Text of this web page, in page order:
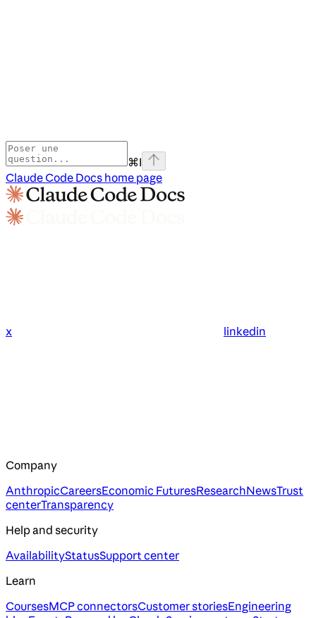
⌘I
Claude Code Docs home page
x linkedin
Company
AnthropicCareersEconomic FuturesResearchNewsTrust
centerTransparency
Help and security
AvailabilityStatusSupport center
Learn
CoursesMCP connectorsCustomer storiesEngineering